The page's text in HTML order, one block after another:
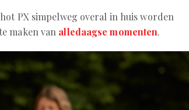
PX simpelweg overal in huis worden
maken van alledaagse momenten.